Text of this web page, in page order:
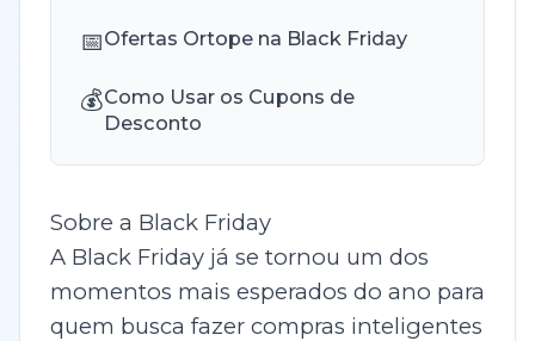
📅Ofertas Ortope na Black Friday
💰Como Usar os Cupons de
Desconto
Sobre a Black Friday
A Black Friday já se tornou um dos
momentos mais esperados do ano para
quem busca fazer compras inteligentes